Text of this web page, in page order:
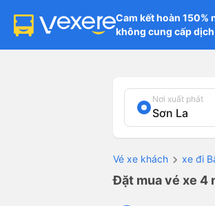
Cam kết hoàn 150%
không cung cấp
Nơi xuất phát
Vé xe khách xe đi
Đặt mua vé xe 4